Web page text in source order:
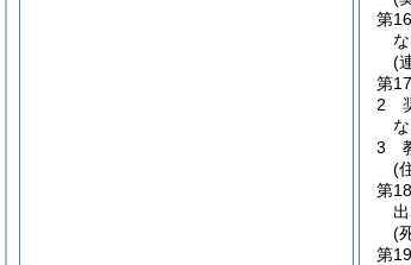
第
な
(
第
2
3
(
第
(
第